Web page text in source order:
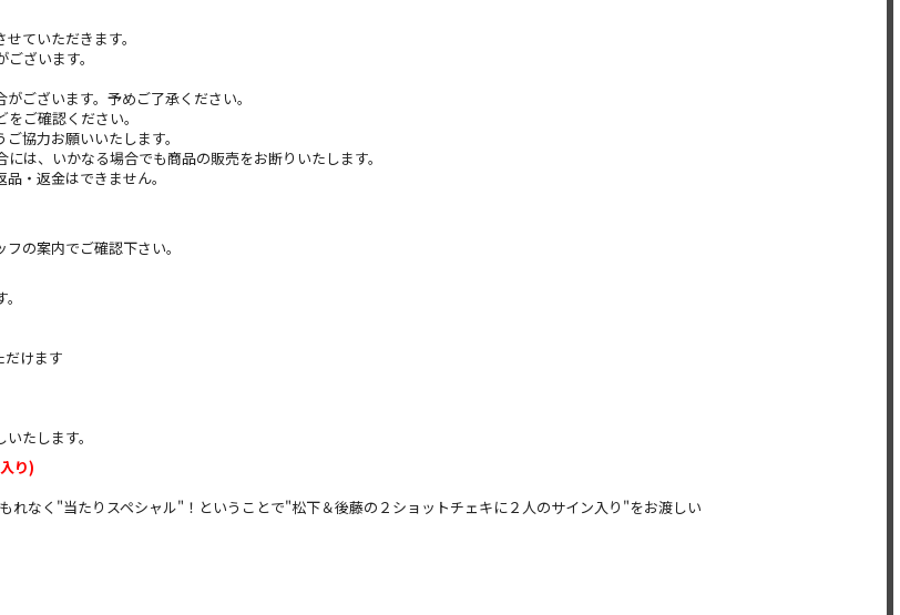
ていただきます。
ざいます。
ございます。予めご了承ください。
ご確認ください。
協力お願いいたします。
は、いかなる場合でも商品の販売をお断りいたします。
・返金はできません。
の案内でご確認下さい。
だけます
たします。
り)
れなく"当たりスペシャル"！ということで"松下＆後藤の２ショットチェキに２人のサイン入り"をお渡しい